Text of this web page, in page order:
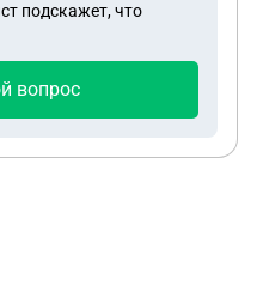
подскажет, что
вопрос